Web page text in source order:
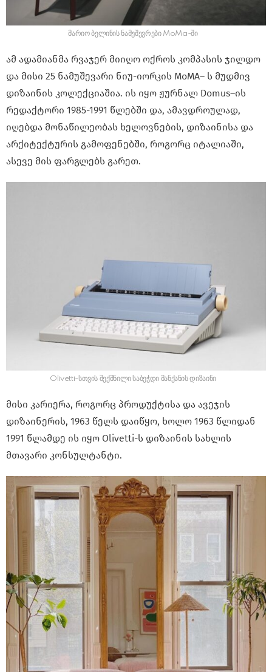
მარიო ბელინის ნამუშევრები MoMa-ში
ამ ადამიანმა რვაჯერ მიიღო ოქროს კომპასის ჯილდო
და მისი 25 ნამუშევარი ნიუ-იორკის MoMA– ს მუდმივ
დიზაინის კოლექციაშია. ის იყო ჟურნალ Domus–ის
რედაქტორი 1985-1991 წლებში და, ამავდროულად,
იღებდა მონაწილეობას ხელოვნების, დიზაინისა და
არქიტექტურის გამოფენებში, როგორც იტალიაში,
ასევე მის ფარგლებს გარეთ.
Olivetti-სთვის შექმნილი საბეჭდი მანქანის დიზაინი
მისი კარიერა, როგორც პროდუქტისა და ავეჯის
დიზაინერის, 1963 წელს დაიწყო, ხოლო 1963 წლიდან
1991 წლამდე ის იყო Olivetti-ს დიზაინის სახლის
მთავარი კონსულტანტი.